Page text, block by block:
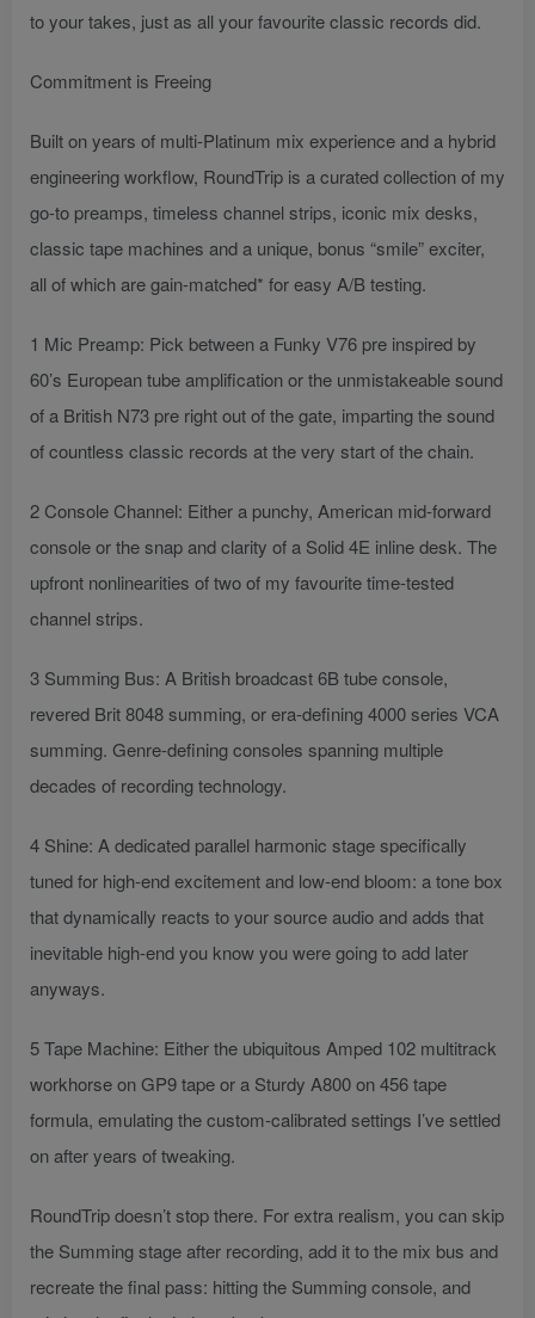
to your takes, just as all your favourite classic records did.
Commitment is Freeing
Built on years of multi-Platinum mix experience and a hybrid
engineering workflow, RoundTrip is a curated collection of my
go-to preamps, timeless channel strips, iconic mix desks,
classic tape machines and a unique, bonus “smile” exciter,
all of which are gain-matched* for easy A/B testing.
1 Mic Preamp: Pick between a Funky V76 pre inspired by
60’s European tube amplification or the unmistakeable sound
of a British N73 pre right out of the gate, imparting the sound
of countless classic records at the very start of the chain.
2 Console Channel: Either a punchy, American mid-forward
console or the snap and clarity of a Solid 4E inline desk. The
upfront nonlinearities of two of my favourite time-tested
channel strips.
3 Summing Bus: A British broadcast 6B tube console,
revered Brit 8048 summing, or era-defining 4000 series VCA
summing. Genre-defining consoles spanning multiple
decades of recording technology.
4 Shine: A dedicated parallel harmonic stage specifically
tuned for high-end excitement and low-end bloom: a tone box
that dynamically reacts to your source audio and adds that
inevitable high-end you know you were going to add later
anyways.
5 Tape Machine: Either the ubiquitous Amped 102 multitrack
workhorse on GP9 tape or a Sturdy A800 on 456 tape
formula, emulating the custom-calibrated settings I’ve settled
on after years of tweaking.
RoundTrip doesn’t stop there. For extra realism, you can skip
the Summing stage after recording, add it to the mix bus and
recreate the final pass: hitting the Summing console, and